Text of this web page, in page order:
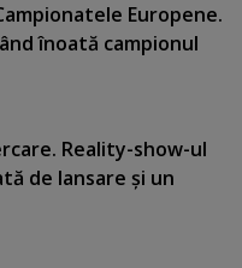
Europene.
înoată campionul
Reality-show-ul
de lansare şi un